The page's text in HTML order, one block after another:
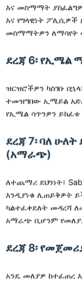
እና መስማማት
እና የግላዊነት ፖሊሲዎች
መስማማትዎን ለማሳየት
ደረጃ 6፡ የኢሜል
ዝርዝሮችዎን ካስገቡ
ተመዝግበው ኢሜይል
የኢሜል ሳጥንዎን ይክፈቱ
ደረጃ 7፡ ባለ
(አማራጭ)
ለተጨማሪ ደህንነት፣
እንዲያነቁ ሊጠይቅዎት
ካልተፈቀደለት መዳረሻ
አማራጭ ቢሆንም
ደረጃ 8፡
አንዴ መለያዎ ከተፈጠረ